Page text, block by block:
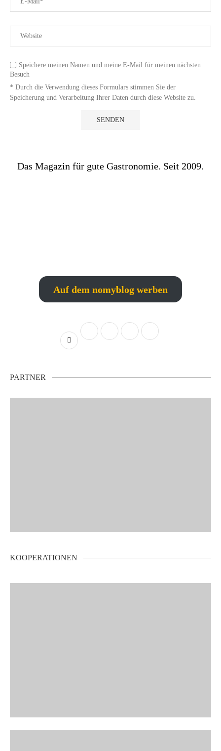
Speichere meinen Namen und meine E-Mail für meinen nächsten
Besuch
* Durch die Verwendung dieses Formulars stimmen Sie der
Speicherung und Verarbeitung Ihrer Daten durch diese Website zu.
Das Magazin für gute Gastronomie. Seit 2009.
Auf dem nomyblog werben
PARTNER
KOOPERATIONEN